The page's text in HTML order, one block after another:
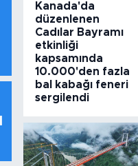
Kanada'da
düzenlenen
Cadılar Bayramı
etkinliği
kapsamında
10.000'den fazla
bal kabağı feneri
sergilendi